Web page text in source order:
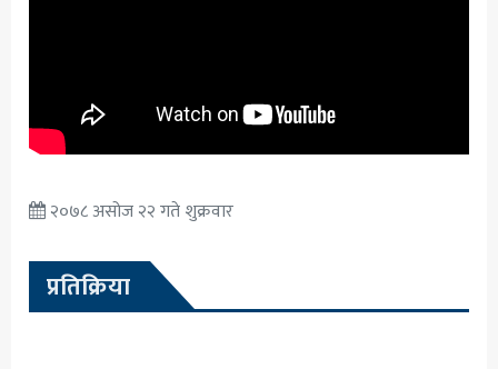
२०७८ असोज २२ गते शुक्रवार
प्रतिक्रिया